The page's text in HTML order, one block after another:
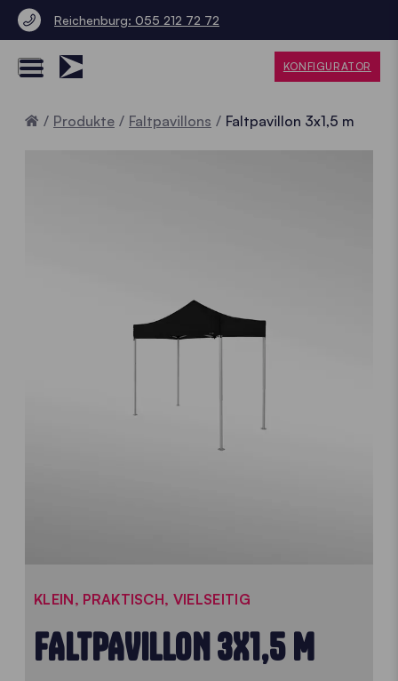
Reichenburg: 055 212 72 72
KONFIGURATOR
Home
Produkte Faltpavillons Faltpavillon 3x1,5 m
KLEIN, PRAKTISCH, VIELSEITIG
FALTPAVILLON 3X1,5 M